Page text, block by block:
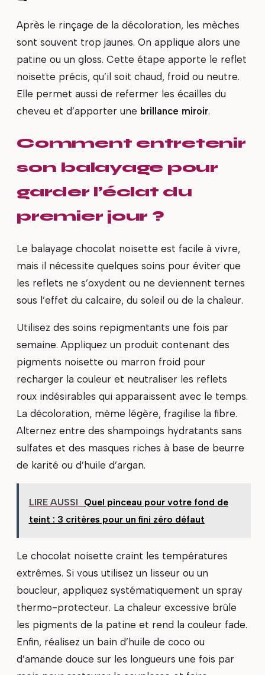
Après le rinçage de la décoloration, les mèches
sont souvent trop jaunes. On applique alors une
patine ou un gloss. Cette étape apporte le reflet
noisette précis, qu’il soit chaud, froid ou neutre.
Elle permet aussi de refermer les écailles du
cheveu et d’apporter une brillance miroir.
Comment entretenir
son balayage pour
garder l’éclat du
premier jour ?
Le balayage chocolat noisette est facile à vivre,
mais il nécessite quelques soins pour éviter que
les reflets ne s’oxydent ou ne deviennent ternes
sous l’effet du calcaire, du soleil ou de la chaleur.
Utilisez des soins repigmentants une fois par
semaine. Appliquez un produit contenant des
pigments noisette ou marron froid pour
recharger la couleur et neutraliser les reflets
roux indésirables qui apparaissent avec le temps.
La décoloration, même légère, fragilise la fibre.
Alternez entre des shampoings hydratants sans
sulfates et des masques riches à base de beurre
de karité ou d’huile d’argan.
LIRE AUSSI
Quel pinceau pour votre fond de
teint : 3 critères pour un fini zéro défaut
Le chocolat noisette craint les températures
extrêmes. Si vous utilisez un lisseur ou un
boucleur, appliquez systématiquement un spray
thermo-protecteur. La chaleur excessive brûle
les pigments de la patine et rend la couleur fade.
Enfin, réalisez un bain d’huile de coco ou
d’amande douce sur les longueurs une fois par